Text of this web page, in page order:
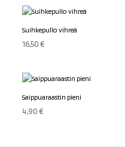
Suihkepullo vihreä
16,50€
Saippuaraastin pieni
4,90€